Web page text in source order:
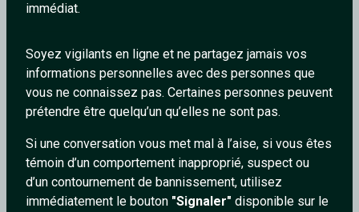
immédiat.
Soyez vigilants en ligne et ne partagez jamais vos
informations personnelles avec des personnes que
vous ne connaissez pas. Certaines personnes peuvent
prétendre être quelqu’un qu’elles ne sont pas.
Si une conversation vous met mal à l’aise, si vous êtes
témoin d’un comportement inapproprié, suspect ou
d’un contournement de bannissement, utilisez
immédiatement le bouton "Signaler" disponible sur le
Franfiane BadBoysTatouer
39 ans